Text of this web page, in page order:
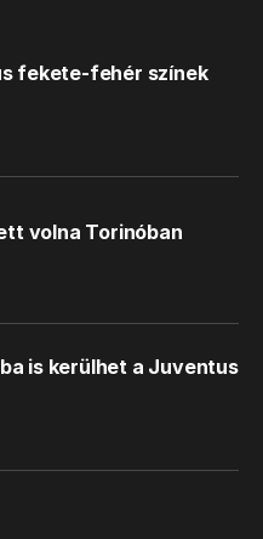
fekete-fehér színek
volna Torinóban
is kerülhet a Juventus